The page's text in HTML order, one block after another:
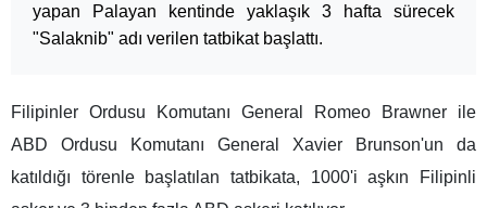
yapan Palayan kentinde yaklaşık 3 hafta sürecek
"Salaknib" adı verilen tatbikat başlattı.
Filipinler Ordusu Komutanı General Romeo Brawner ile
ABD Ordusu Komutanı General Xavier Brunson'un da
katıldığı törenle başlatılan tatbikata, 1000'i aşkın Filipinli